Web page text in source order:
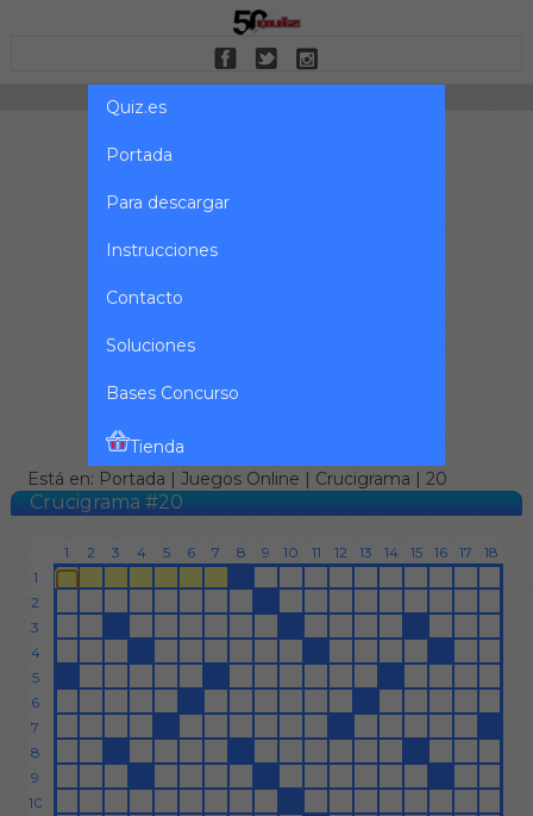
Quiz.es
Portada
Para descargar
Instrucciones
Contacto
Soluciones
Bases Concurso
Tienda
Está en: Portada | Juegos Online | Crucigrama | 20
Crucigrama #20